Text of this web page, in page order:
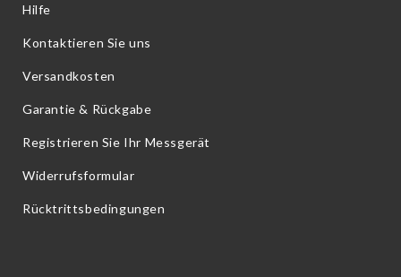
Hilfe
Kontaktieren Sie uns
Versandkosten
Garantie & Rückgabe
Registrieren Sie Ihr Messgerät
Widerrufsformular
Rücktrittsbedingungen